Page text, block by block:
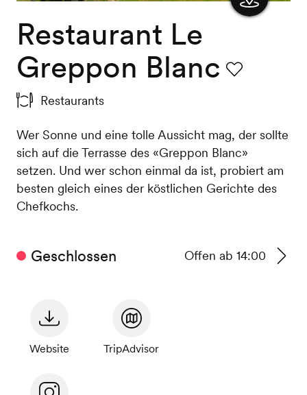
Restaurant Le
Greppon Blanc
Restaurants
Wer Sonne und eine tolle Aussicht mag, der sollte
sich auf die Terrasse des «Greppon Blanc»
setzen. Und wer schon einmal da ist, probiert am
besten gleich eines der köstlichen Gerichte des
Chefkochs.
Geschlossen Offen ab 14:00
Website TripAdvisor